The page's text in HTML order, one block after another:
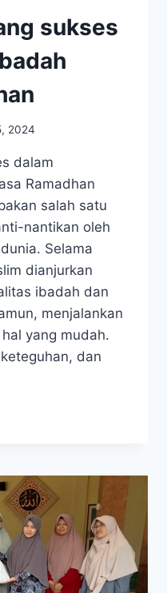
sukses
2024
dalam
Ramadhan
salah satu
nantikan oleh
Selama
dianjurkan
ibadah dan
menjalankan
yang mudah.
dan